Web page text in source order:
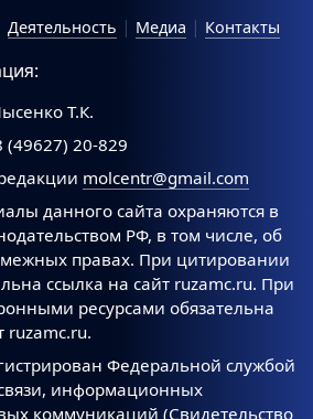
Деятельность Медиа Контакты
Т.К.
20-829
molcentr@gmail.com
данного сайта охраняются в
РФ, в том числе, об
правах. При цитировании
ссылка на сайт ruzamc.ru. При
ресурсами обязательна
ruzamc.ru.
Федеральной службой
информационных
коммуникаций (Свидетельство